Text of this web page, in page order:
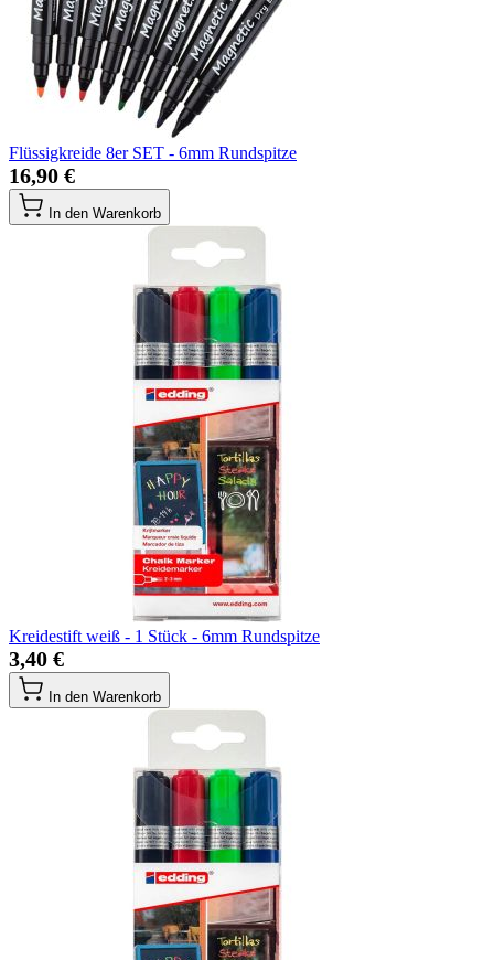
Flüssigkreide 8er SET - 6mm Rundspitze
16,90 €
In den Warenkorb
Kreidestift weiß - 1 Stück - 6mm Rundspitze
3,40 €
In den Warenkorb